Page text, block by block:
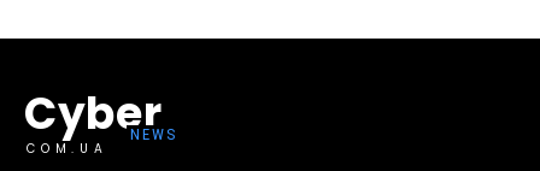
Cyber
COM.UA